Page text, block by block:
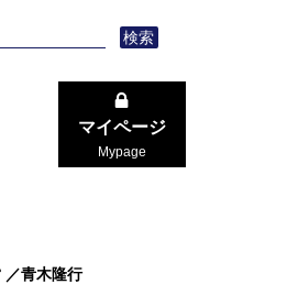
検索
マイページ
Mypage
／青木隆行